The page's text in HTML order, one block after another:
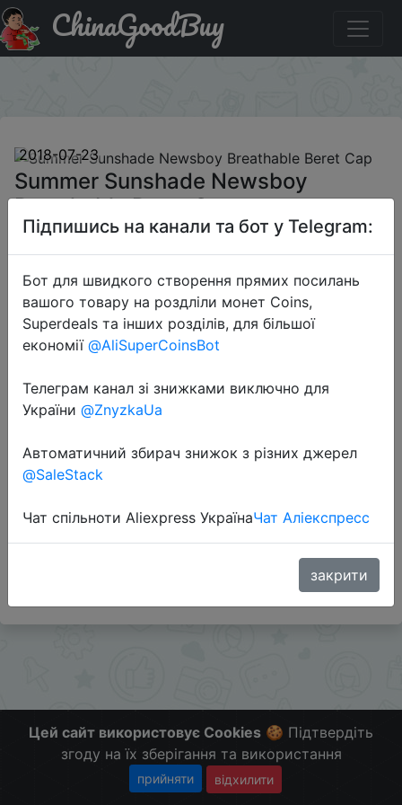
Придбати по знижці Summer Sunshade Newsboy
Breathable Beret Cap
ChinaGoodBuy
2018-07-23
Summer Sunshade Newsboy
Breathable Beret Cap
$4.19
Sale
Слідкуйте за знижками на мобільному, в телеграм
Цей сайт використовує Cookies 🍪 Підтвердіть
згоду на їх зберігання та використання
прийняти відхилити
Підпишись на канали та бот у Telegram:
Бот для швидкого створення прямих посилань
вашого товару на роздліли монет Coins,
Superdeals та інших розділів, для більшої
економії @AliSuperCoinsBot
Телеграм канал зі знижками виключно для
України @ZnyzkaUa
Автоматичний збирач знижок з різних джерел
@SaleStack
Чат спільноти Aliexpress УкраїнаЧат Аліекспресс
закрити